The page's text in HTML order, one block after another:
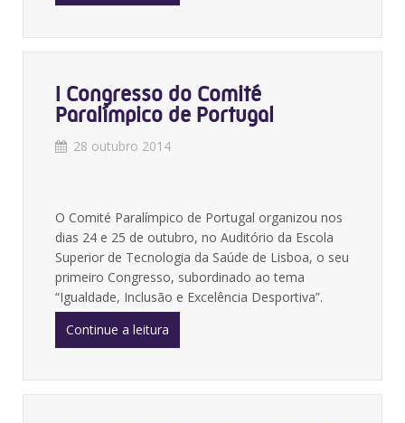
I Congresso do Comité
Paralímpico de Portugal
28 outubro 2014
O Comité Paralímpico de Portugal organizou nos
dias 24 e 25 de outubro, no Auditório da Escola
Superior de Tecnologia da Saúde de Lisboa, o seu
primeiro Congresso, subordinado ao tema
“Igualdade, Inclusão e Excelência Desportiva”.
Continue a leitura